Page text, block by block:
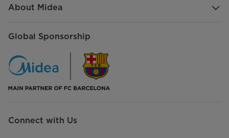
About Midea
Global Sponsorship
Connect with Us